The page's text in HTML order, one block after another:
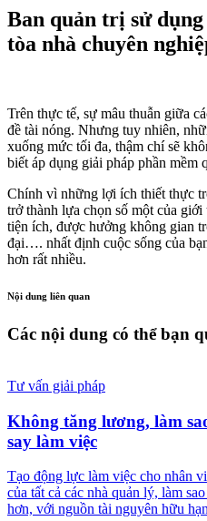
Ban quản trị sử
tòa nhà chuyên
Trên thực tế, sự mâu thuẫn giữa
đề tài nóng. Nhưng tuy nhiên,
xuống mức tối đa, thậm chí sẽ
biết áp dụng giải pháp phần mềm
Chính vì những lợi ích thiết thực
trở thành lựa chọn số một của
tiện ích, được hưởng không gian
đại…. nhất định cuộc sống của
hơn rất nhiều.
Nội dung liên quan
Các nội dung có thể bạn
Tư vấn giải pháp
Không tăng lương, làm
say làm việc
Tạo động lực làm việc cho nhân
của tất cả các nhà quản lý, làm
hơn, với nguồn tài nguyên hữu